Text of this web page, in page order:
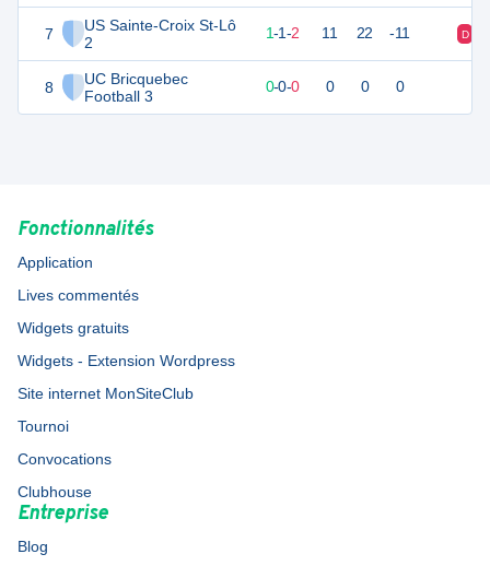
7
US Sainte-Croix St-Lô
2
8
UC Bricquebec
Football 3
2 6 1-1-2 11 22 -11 D
0-0-0 0 0 0
Fonctionnalités
Application
Lives commentés
Widgets gratuits
Widgets - Extension Wordpress
Site internet MonSiteClub
Tournoi
Convocations
Clubhouse
Entreprise
Blog